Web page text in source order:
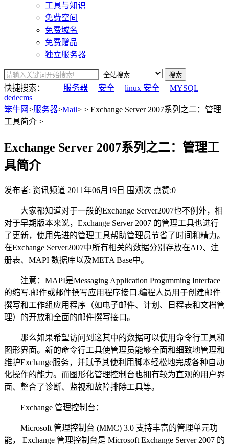
工具与知识
免费空间
免费域名
免费赠品
独立服务器
搜索
快捷搜索： 服务器 安全 linux 安全
MYSQL
dedecms
笨牛网>服务器>Mail> > Exchange Server 2007系列之二：管理
工具简介 >
Exchange Server 2007系列之二：管理工
具简介
发布者: 资讯频道 2011年06月19日 围观次 点赞:0
大家都知道对于一般的Exchange Server2007也不例外，相
对于早期版本来说，Exchange Server 2007 的管理工具也进行
了更新，使用先进的管理工具帮助管理员节省了时间和精力。
在Exchange Server2007中所有相关的数据分别存放在AD、注
册表、MAPI 数据库以及META Base中。
注意：MAPI是Messaging Application Progrmming Interface
的缩写.邮件或邮件撰写应用程序接口.编程人员用于创建邮件
撰写和工作组应用程序（如电子邮件、计划、日程表和文档管
理）的开放和全面的邮件撰写接口。
那么如果希望访问到这其中的数据可以使用命令行工具和
图形界面。新的命令行工具使管理员能够全面和细致地管理和
维护Exchange服务，并赋予其使利用脚本轻松地完成各种自动
化操作的能力。而图形化管理控制台也拥有较为直观的用户界
面、整合了诊断、监视和故障排除工具等。
Exchange 管理控制台：
Microsoft 管理控制台 (MMC) 3.0 支持丰富的管理单元功
能， Exchange 管理控制台是 Microsoft Exchange Server 2007 的